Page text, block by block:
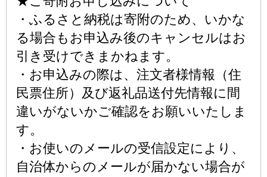
・ふるさと納税は寄附のため、いかな
る場合もお申込み後のキャンセルはお
引き受けできまかねます。
・お申込みの際は、注文者様情報（住
民票住所）及び返礼品送付先情報に間
違いがないかご確認をお願いいたしま
す。
・お使いのメールの受信設定により、
自治体からのメールが届かない場合が